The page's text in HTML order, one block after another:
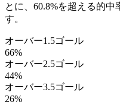
とに、60.8%を超える的
す。
オーバー1.5ゴール
66%
オーバー2.5ゴール
44%
オーバー3.5ゴール
26%